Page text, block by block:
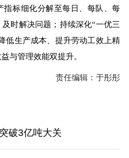
指标细化分解至每日、每队、每
时解决问题；持续深化“一优三
低生产成本、提升劳动工效上精
与管理效能双提升。
责任编辑：于彤彤
破3亿吨大关